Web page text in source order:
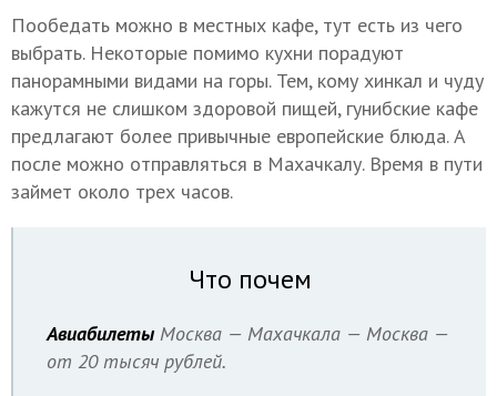
Пообедать можно в местных кафе, тут есть из чего
выбрать. Некоторые помимо кухни порадуют
панорамными видами на горы. Тем, кому хинкал и чуду
кажутся не слишком здоровой пищей, гунибские кафе
предлагают более привычные европейские блюда. А
после можно отправляться в Махачкалу. Время в пути
займет около трех часов.
Что почем
АвиабилетыМосква — Махачкала — Москва —
от 20 тысяч рублей.